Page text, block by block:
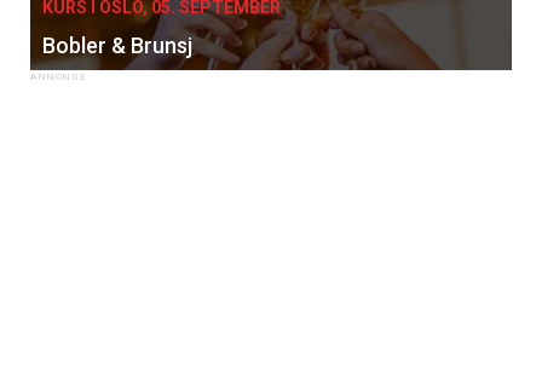
KURS I OSLO, 05. SEPTEMBER
Bobler & Brunsj